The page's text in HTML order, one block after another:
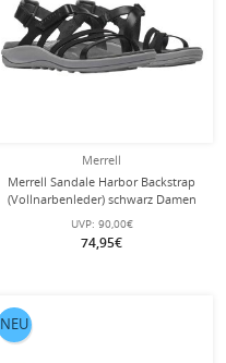
Merrell
Merrell Sandale Harbor Backstrap
(Vollnarbenleder) schwarz Damen
UVP: 90,00€
74,95€
NEU